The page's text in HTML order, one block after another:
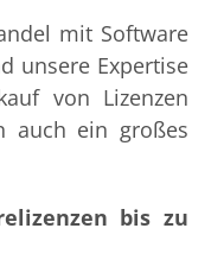
mit Software
unsere Expertise
von Lizenzen
auch ein großes
bis zu